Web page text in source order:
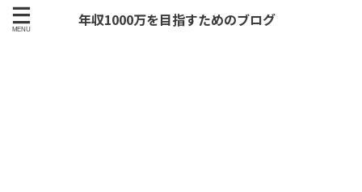
年収1000万を目指すためのブログ